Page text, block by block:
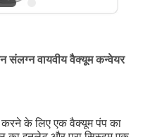
संलग्न वायवीय वैक्यूम कन्वेयर
के लिए एक वैक्यूम पंप का